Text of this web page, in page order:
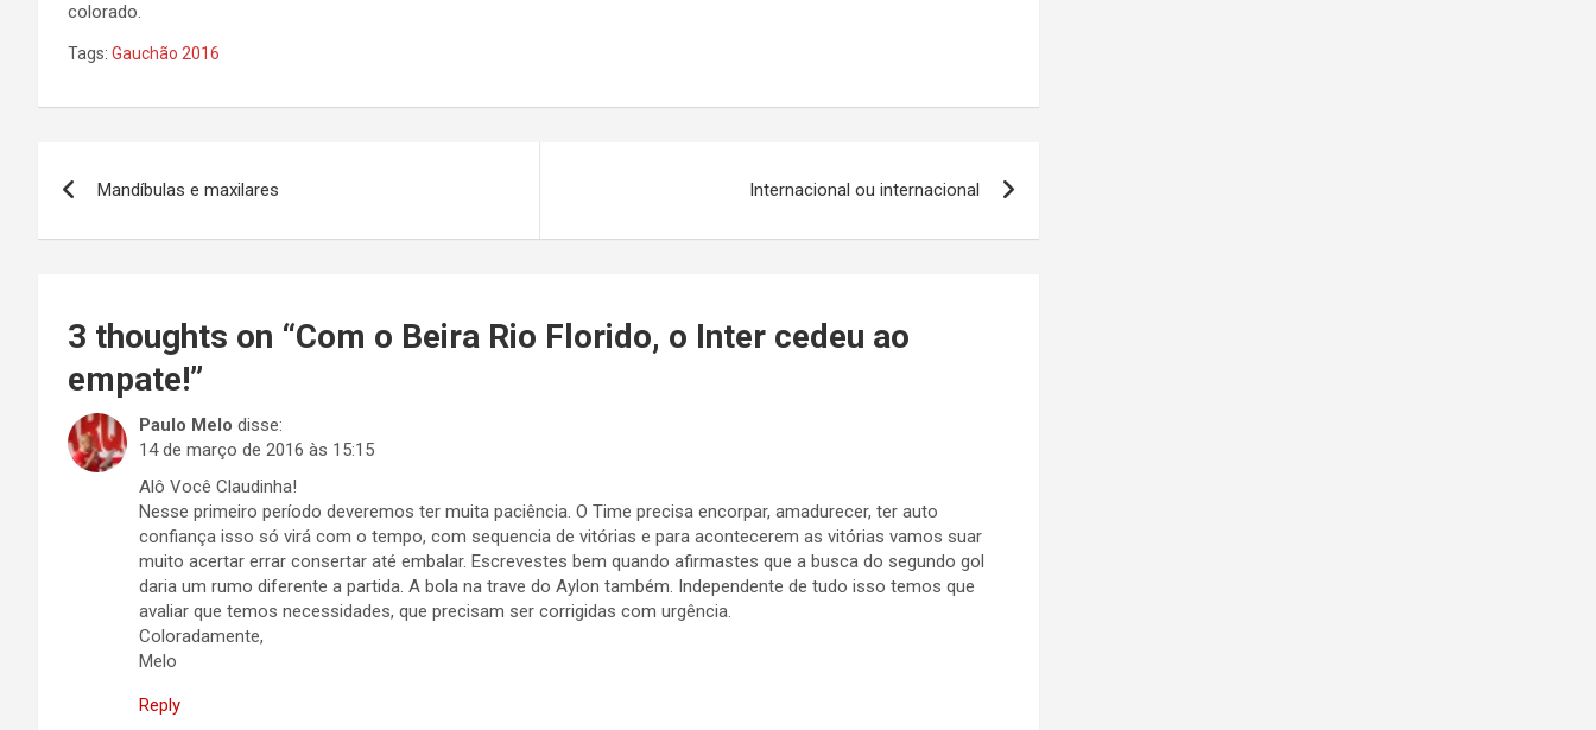
colorado.
Tags: Gauchão 2016
de
Mandíbulas e maxilares Internacional ou internacional
3 thoughts on “Com o Beira Rio Florido, o Inter cedeu ao
empate!”
Paulo Melo disse:
14 de março de 2016 às 15:15
Alô Você Claudinha!
Nesse primeiro período deveremos ter muita paciência. O Time precisa encorpar, amadurecer, ter auto
confiança isso só virá com o tempo, com sequencia de vitórias e para acontecerem as vitórias vamos suar
muito acertar errar consertar até embalar. Escrevestes bem quando afirmastes que a busca do segundo gol
daria um rumo diferente a partida. A bola na trave do Aylon também. Independente de tudo isso temos que
avaliar que temos necessidades, que precisam ser corrigidas com urgência.
Coloradamente,
Melo
Reply